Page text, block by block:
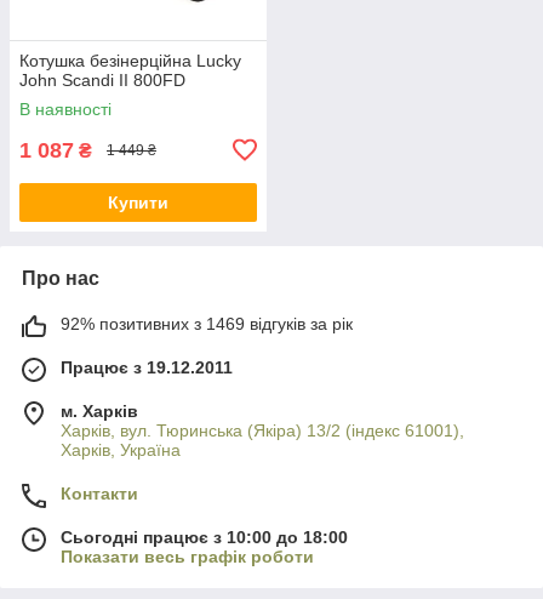
Котушка безінерційна Lucky
John Scandi II 800FD
В наявності
1 087 ₴ 1 449 ₴
Купити
Про нас
92% позитивних з 1469 відгуків за рік
Працює з 19.12.2011
м. Харків
Харків, вул. Тюринська (Якіра) 13/2 (індекс 61001),
Харків, Україна
Контакти
Сьогодні працює з 10:00 до 18:00
Показати весь графік роботи